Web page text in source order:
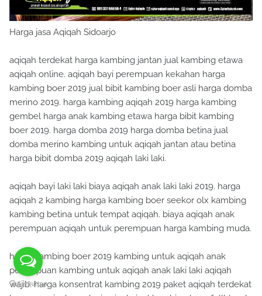
Harga jasa Aqiqah Sidoarjo
aqiqah terdekat harga kambing jantan jual kambing etawa
aqiqah online. aqiqah bayi perempuan kekahan harga
kambing boer 2019 jual bibit kambing boer asli harga domba
merino 2019. harga kambing aqiqah 2019 harga kambing
gembel harga anak kambing etawa harga bibit kambing
boer 2019. harga domba 2019 harga domba betina jual
domba merino kambing untuk aqiqah jantan atau betina
harga bibit domba 2019 aqiqah laki laki.
aqiqah bayi laki laki biaya aqiqah anak laki laki 2019. harga
aqiqah 2 kambing harga kambing boer seekor olx kambing
kambing betina untuk tempat aqiqah. biaya aqiqah anak
perempuan aqiqah untuk perempuan harga kambing muda.
harga kambing boer 2019 kambing untuk aqiqah anak
perempuan kambing untuk aqiqah anak laki laki aqiqah
wajib. harga konsentrat kambing 2019 paket aqiqah terdekat